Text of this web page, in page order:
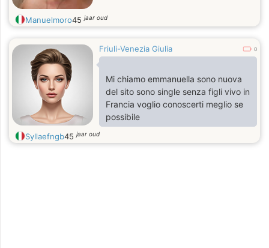
Manuelmoro45jaar oud
Friuli-Venezia Giulia 0
Mi chiamo emmanuella sono nuova
del sito sono single senza figli vivo in
Francia voglio conoscerti meglio se
possibile
Syllaefngb45jaar oud